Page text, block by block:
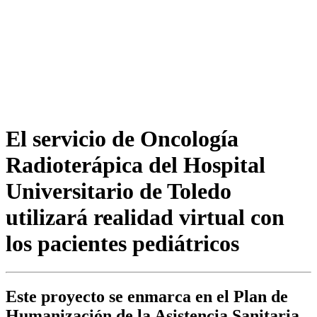
El servicio de Oncología
Radioterápica del Hospital
Universitario de Toledo
utilizará realidad virtual con
los pacientes pediátricos
Este proyecto se enmarca en el Plan de